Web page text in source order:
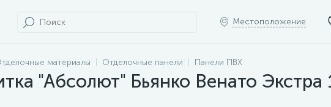
Местоположение
материалы Отделочные панели Панели ПВХ
"Абсолют" Бьянко Венато